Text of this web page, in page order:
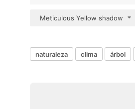
Meticulous Yellow shadow
naturaleza clima árbol